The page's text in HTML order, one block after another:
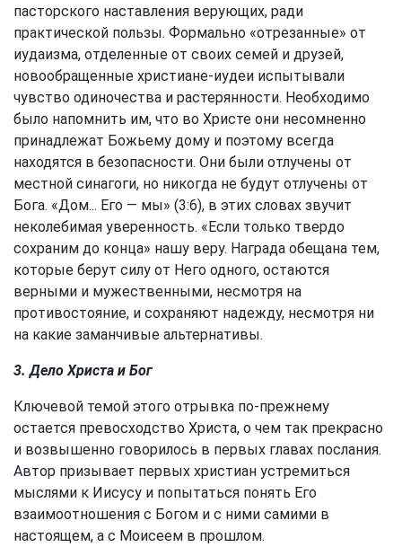
пасторского наставления верующих, ради
практической пользы. Формально «отрезанные» от
иудаизма, отделенные от своих семей и друзей,
новообращенные христиане-иудеи испытывали
чувство одиночества и растерянности. Необходимо
было напомнить им, что во Христе они несомненно
принадлежат Божьему дому и поэтому всегда
находятся в безопасности. Они были отлучены от
местной синагоги, но никогда не будут отлучены от
Бога. «Дом... Его — мы» (3:6), в этих словах звучит
неколебимая уверенность. «Если только твердо
сохраним до конца» нашу веру. Награда обещана тем,
которые берут силу от Него одного, остаются
верными и мужественными, несмотря на
противостояние, и сохраняют надежду, несмотря ни
на какие заманчивые альтернативы.
3. Дело Христа и Бог
Ключевой темой этого отрывка по-прежнему
остается превосходство Христа, о чем так прекрасно
и возвышенно говорилось в первых главах послания.
Автор призывает первых христиан устремиться
мыслями к Иисусу и попытаться понять Его
взаимоотношения с Богом и с ними самими в
настоящем, а с Моисеем в прошлом.